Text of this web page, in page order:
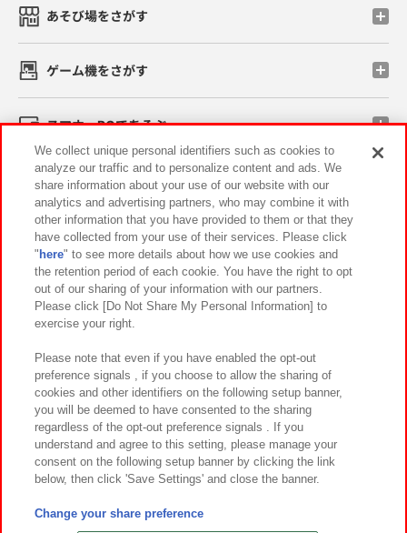
あそび場をさがす
ゲーム機をさがす
スマホ・PCであそぶ
イベント・キャンペーン
関連会社 サステナビリティ サイトポリシー
プライバシーポリシー ウェブアクセシビリティ方針と検証結果
お取引先さまとともに
カスタマーハラスメント対応方針 よくあるご質問・お問い合わせ
©Bandai Namco Amusement Inc.
©Bandai Namco Amusement Lab Inc.
We collect unique personal identifiers such as cookies to
analyze our traffic and to personalize content and ads. We
share information about your use of our website with our
analytics and advertising partners, who may combine it with
other information that you have provided to them or that they
have collected from your use of their services. Please click
" here" to see more details about how we use cookies and
the retention period of each cookie. You have the right to opt
out of our sharing of your information with our partners.
Please click [Do Not Share My Personal Information] to
exercise your right.
Please note that even if you have enabled the opt-out
preference signals , if you choose to allow the sharing of
cookies and other identifiers on the following setup banner,
you will be deemed to have consented to the sharing
regardless of the opt-out preference signals . If you
understand and agree to this setting, please manage your
consent on the following setup banner by clicking the link
below, then click 'Save Settings' and close the banner.
Change your share preference